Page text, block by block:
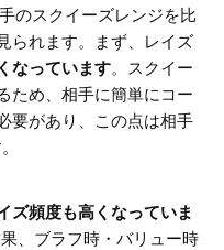
のスクイーズレンジを比
られます。まず、レイズ
なっています。スクイー
ため、相手に簡単にコー
要があり、この点は相手
ズ頻度も高くなっていま
、ブラフ時・バリュー時